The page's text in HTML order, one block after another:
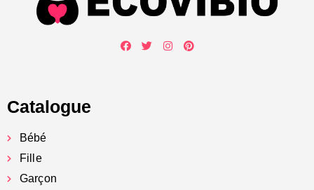
Catalogue
Bébé
Fille
Garçon